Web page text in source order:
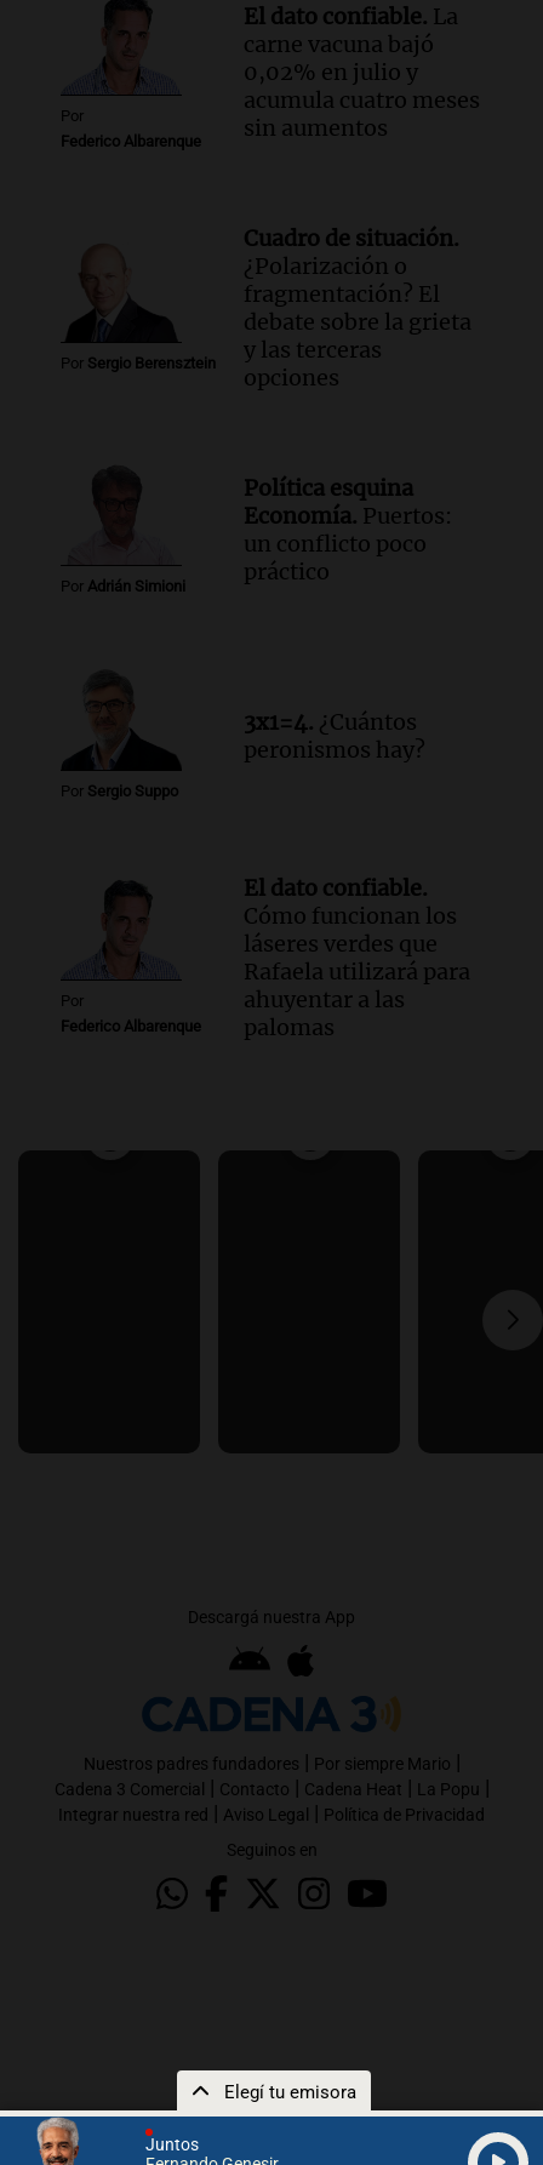
Juntos
Elegí tu emisora
Por
Federico Albarenque
El dato confiable. La
carne vacuna bajó
0,02% en julio y
acumula cuatro meses
sin aumentos
Por Sergio Berensztein
Cuadro de situación.
¿Polarización o
fragmentación? El
debate sobre la grieta
y las terceras
opciones
Por Adrián Simioni
Política esquina
Economía. Puertos:
un conflicto poco
práctico
Por Sergio Suppo
3x1=4. ¿Cuántos
peronismos hay?
Por
Federico Albarenque
El dato confiable.
Cómo funcionan los
láseres verdes que
Rafaela utilizará para
ahuyentar a las
palomas
Descargá nuestra App
Nuestros padres fundadores | Por siempre Mario |
Cadena 3 Comercial | Contacto | Cadena Heat | La Popu |
Integrar nuestra red | Aviso Legal | Política de Privacidad
Seguinos en